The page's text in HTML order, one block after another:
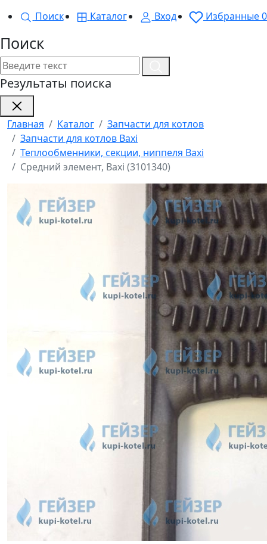
Поиск
Каталог Вход Избранные0
Поиск
Результаты поиска
Главная Каталог
Запчасти для котлов
Запчасти для котлов Baxi
Теплообменники, секции, ниппеля Baxi
Средний элемент, Baxi (3101340)